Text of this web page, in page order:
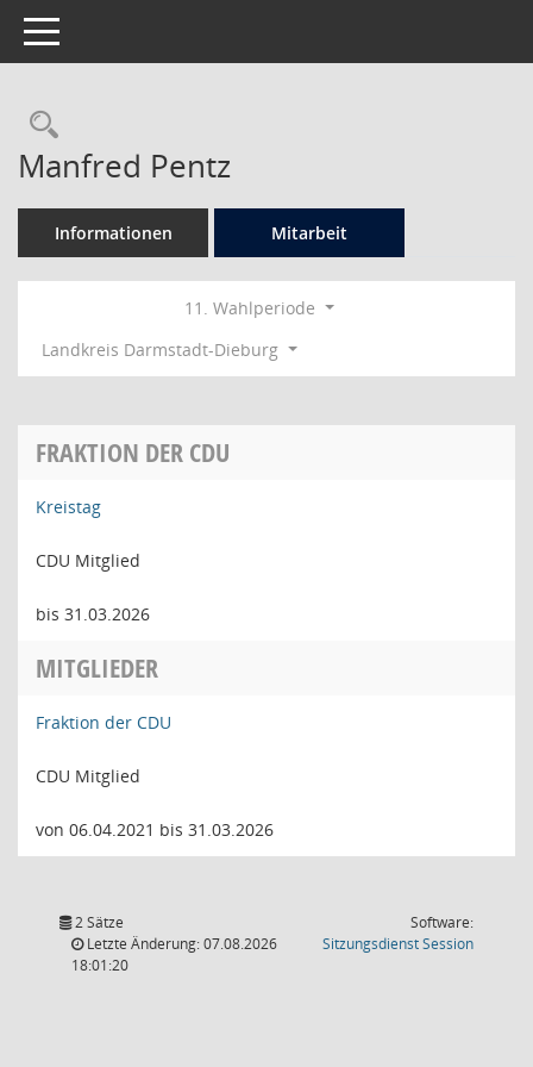
Toggle navigation
Rechercheauswahl
Manfred Pentz
Informationen Mitarbeit
11. Wahlperiode
Landkreis Darmstadt-Dieburg
FRAKTION DER CDU
Kreistag
CDU Mitglied
bis 31.03.2026
MITGLIEDER
Fraktion der CDU
CDU Mitglied
von 06.04.2021 bis 31.03.2026
2 Sätze
Letzte Änderung: 07.08.2026
18:01:20
Software:
SitzungsdienstSession(Wird in